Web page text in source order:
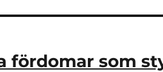
fördomar som